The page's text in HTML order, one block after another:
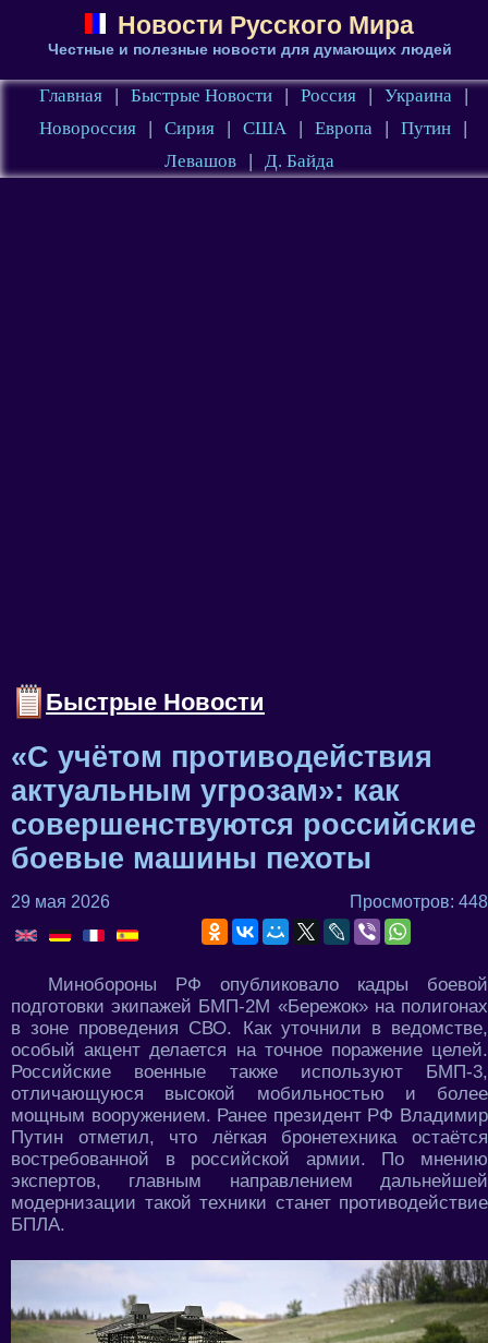
Новости Русского Мира
Честные и полезные новости для думающих людей
Главная | Быстрые Новости | Россия | Украина
|
Новороссия
| Сирия | США | Европа | Путин
|
Левашов
| Д. Байда
Быстрые Новости
«С учётом противодействия
актуальным угрозам»: как
совершенствуются российские
боевые машины пехоты
29 мая 2026 Просмотров: 448
Минобороны РФ опубликовало кадры боевой
подготовки экипажей БМП-2М «Бережок» на полигонах
в зоне проведения СВО. Как уточнили в ведомстве,
особый акцент делается на точное поражение целей.
Российские военные также используют БМП-3,
отличающуюся высокой мобильностью и более
мощным вооружением. Ранее президент РФ Владимир
Путин отметил, что лёгкая бронетехника остаётся
востребованной в российской армии. По мнению
экспертов, главным направлением дальнейшей
модернизации такой техники станет противодействие
БПЛА.